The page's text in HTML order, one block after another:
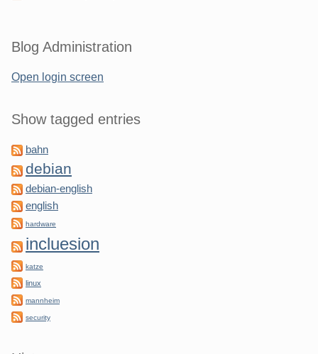
Blog Administration
Open login screen
Show tagged entries
bahn
debian
debian-english
english
hardware
incluesion
katze
linux
mannheim
security